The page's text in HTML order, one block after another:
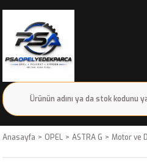
Anasayfa OPEL ASTRA G Motor ve